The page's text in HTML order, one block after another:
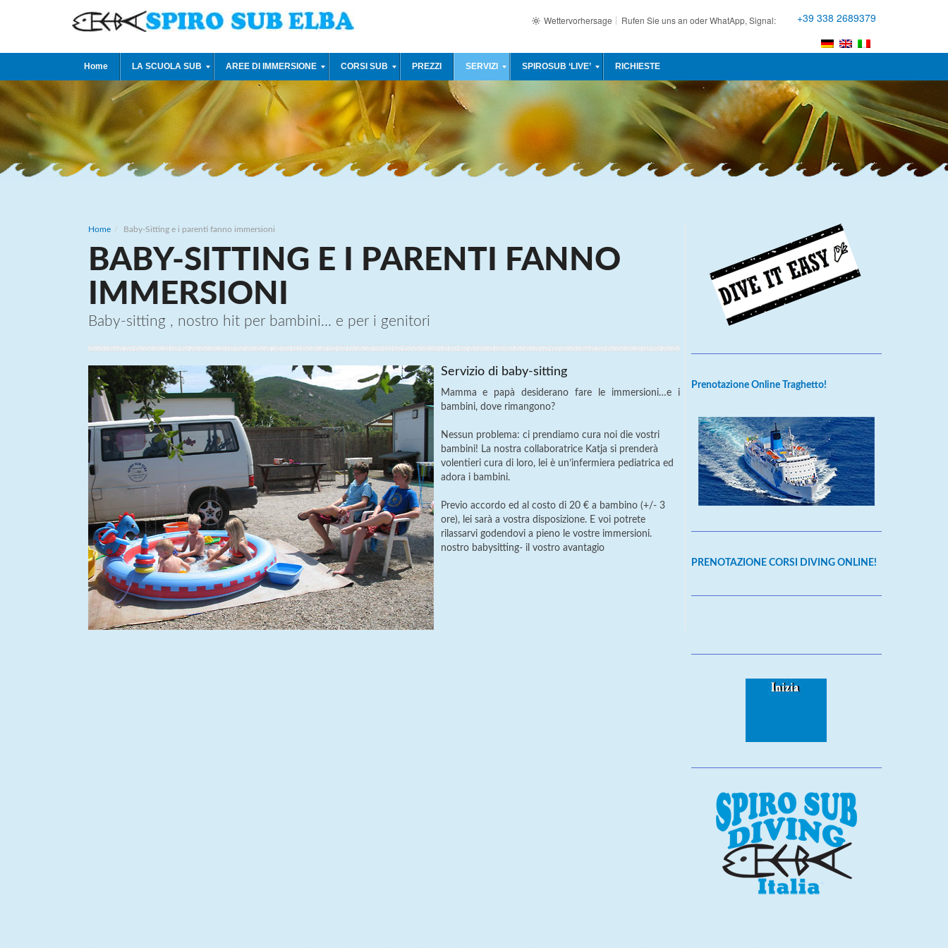
+39 338 2689379
Wettervorhersage Rufen Sie uns an oder WhatApp, Signal:
Home LA SCUOLA SUB AREE DI IMMERSIONE CORSI SUB PREZZI SERVIZI SPIROSUB ‘LIVE’ RICHIESTE
Home Baby-Sitting e i parenti fanno immersioni
BABY-SITTING E I PARENTI FANNO
IMMERSIONI
Baby-sitting , nostro hit per bambini... e per i genitori
Servizio di baby-sitting
Mamma e papà desiderano fare le immersioni…e i
bambini, dove rimangono?
Nessun problema: ci prendiamo cura noi die vostri
bambini! La nostra collaboratrice Katja si prenderà
volentieri cura di loro, lei è un’infermiera pediatrica ed
adora i bambini.
Previo accordo ed al costo di 20 € a bambino (+/- 3
ore), lei sarà a vostra disposizione. E voi potrete
rilassarvi godendovi a pieno le vostre immersioni.
nostro babysitting- il vostro avantagio
Prenotazione Online Traghetto!
PRENOTAZIONE CORSI DIVING ONLINE!